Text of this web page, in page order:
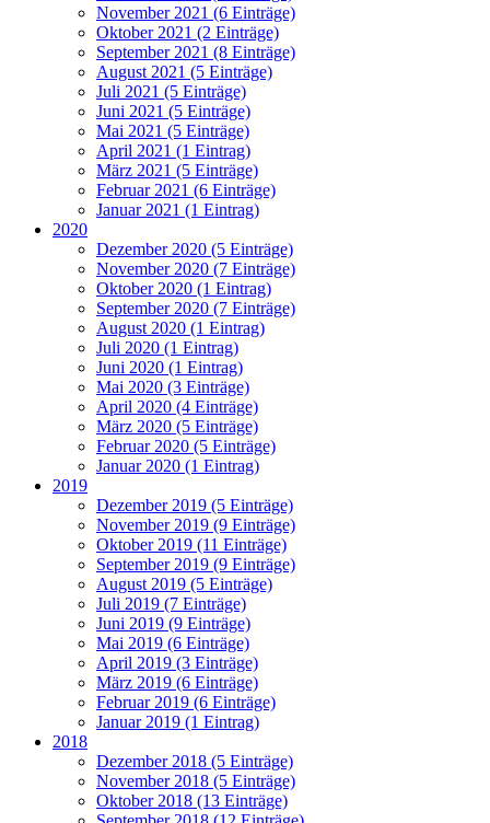
November 2021 (6 Einträge)
Oktober 2021 (2 Einträge)
September 2021 (8 Einträge)
August 2021 (5 Einträge)
Juli 2021 (5 Einträge)
Juni 2021 (5 Einträge)
Mai 2021 (5 Einträge)
April 2021 (1 Eintrag)
März 2021 (5 Einträge)
Februar 2021 (6 Einträge)
Januar 2021 (1 Eintrag)
2020
Dezember 2020 (5 Einträge)
November 2020 (7 Einträge)
Oktober 2020 (1 Eintrag)
September 2020 (7 Einträge)
August 2020 (1 Eintrag)
Juli 2020 (1 Eintrag)
Juni 2020 (1 Eintrag)
Mai 2020 (3 Einträge)
April 2020 (4 Einträge)
März 2020 (5 Einträge)
Februar 2020 (5 Einträge)
Januar 2020 (1 Eintrag)
2019
Dezember 2019 (5 Einträge)
November 2019 (9 Einträge)
Oktober 2019 (11 Einträge)
September 2019 (9 Einträge)
August 2019 (5 Einträge)
Juli 2019 (7 Einträge)
Juni 2019 (9 Einträge)
Mai 2019 (6 Einträge)
April 2019 (3 Einträge)
März 2019 (6 Einträge)
Februar 2019 (6 Einträge)
Januar 2019 (1 Eintrag)
2018
Dezember 2018 (5 Einträge)
November 2018 (5 Einträge)
Oktober 2018 (13 Einträge)